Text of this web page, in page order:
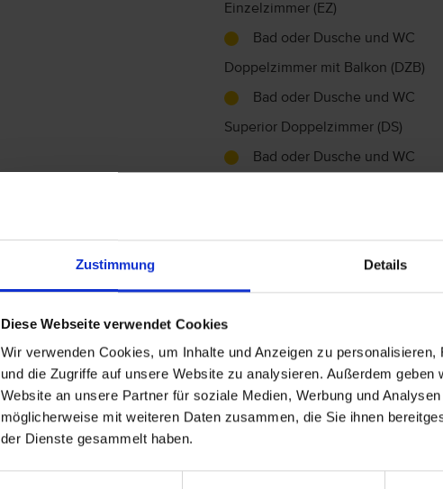
Zustimmung Details
Diese Webseite verwendet Cookies
Wir verwenden Cookies, um Inhalte und Anzeigen zu
und die Zugriffe auf unsere Website zu analysieren. Außerdem
Website an unsere Partner für soziale Medien, Werbung und
möglicherweise mit weiteren Daten zusammen, die Sie ihnen
der Dienste gesammelt haben.
Einzelzimmer (EZ)
Bad oder Dusche und WC
Doppelzimmer mit Balkon (DZB)
Bad oder Dusche und WC
Superior Doppelzimmer (DS)
Bad oder Dusche und WC
Superior Aktion/Promotion (AZC)
Bad oder Dusche und WC